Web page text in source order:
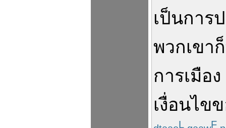
เป็นการ
พวกเขาก็
การเมือง
เงื่อนไข
L F